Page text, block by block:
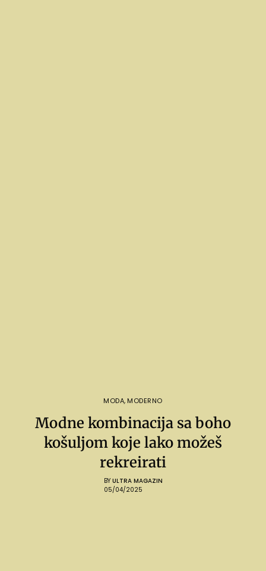
MODA, MODERNO
Modne kombinacija sa boho
košuljom koje lako možeš
rekreirati
BY ULTRA MAGAZIN
05/04/2025